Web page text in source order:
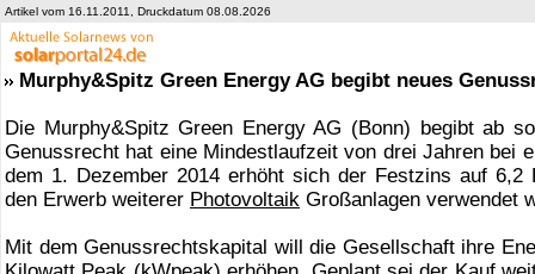
Artikel vom 16.11.2011, Druckdatum 08.08.2026
Murphy&Spitz Green Energy AG begibt neues
Die Murphy&Spitz Green Energy AG (Bonn) begibt ab
Genussrecht hat eine Mindestlaufzeit von drei Jahren bei
dem 1. Dezember 2014 erhöht sich der Festzins auf
den Erwerb weiterer Photovoltaik Großanlagen verwendet
Mit dem Genussrechtskapital will die Gesellschaft ihre